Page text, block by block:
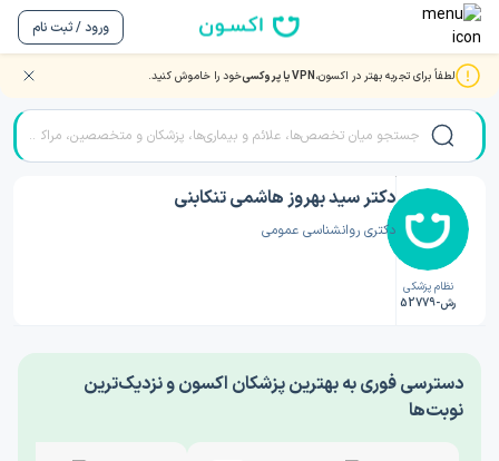
ورود / ثبت نام
لطفاً برای تجربه بهتر در اکسون،VPN یا پروکسی خود را خاموش کنید. صفحه اصلی/دکتر روانشناسی/دکتر سید بهروز هاشمی تنکابنی
نظام پزشکی
رش-52779
دکتر سید بهروز هاشمی تنکابنی
دکتری روانشناسی عمومی
‎دسترسی فوری به بهترین پزشکان اکسون و نزدیک‌ترین
نوبت‌ها